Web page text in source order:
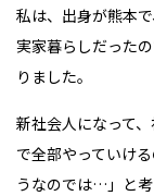
私は、出身が熊本
実家暮らしだった
りました。
新社会人になって
で全部やっていけ
うなのでは…」と考